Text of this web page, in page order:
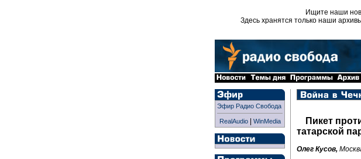
Ищите наши
Здесь хранятся только наши
Эфир Радио Свобода
RealAudio| WinMedia
Пикет
татарской
Олег Кусов,